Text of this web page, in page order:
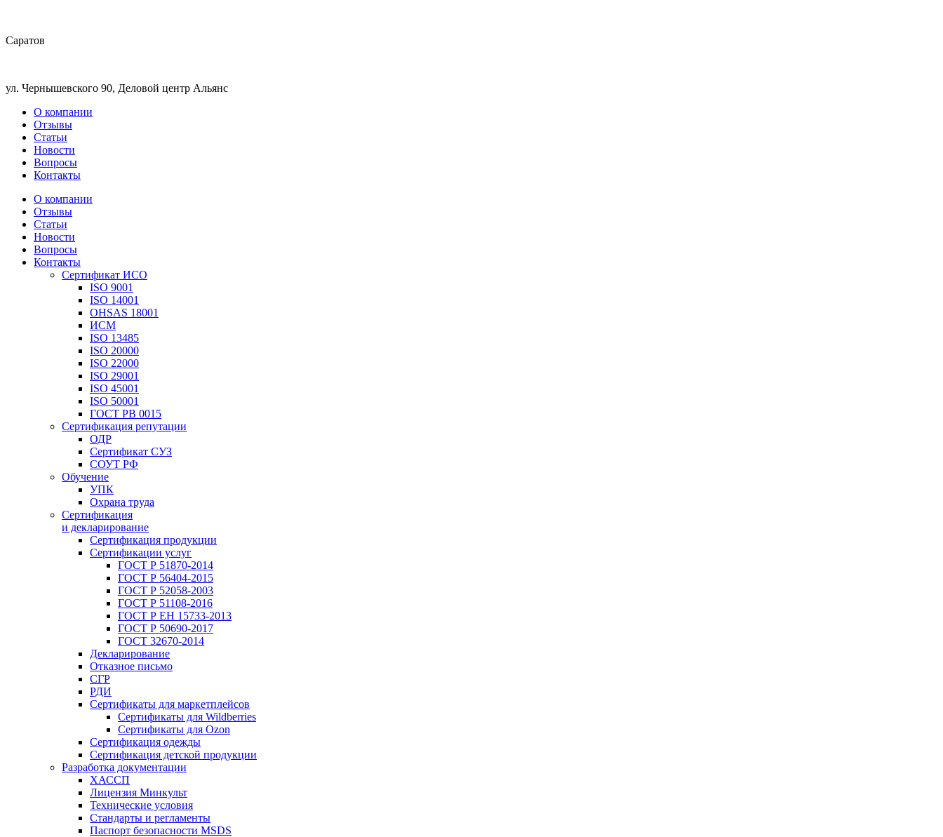
Саратов
ул. Чернышевского 90, Деловой центр Альянс
О компании
Отзывы
Статьи
Новости
Вопросы
Контакты
О компании
Отзывы
Статьи
Новости
Вопросы
Контакты
Сертификат ИСО
ISO 9001
ISO 14001
OHSAS 18001
ИСМ
ISO 13485
ISO 20000
ISO 22000
ISO 29001
ISO 45001
ISO 50001
ГОСТ РВ 0015
Сертификация репутации
ОДР
Сертификат СУЗ
СОУТ РФ
Обучение
УПК
Охрана труда
Сертификация
и декларирование
Сертификация продукции
Сертификации услуг
ГОСТ Р 51870-2014
ГОСТ Р 56404-2015
ГОСТ Р 52058-2003
ГОСТ Р 51108-2016
ГОСТ Р ЕН 15733-2013
ГОСТ Р 50690-2017
ГОСТ 32670-2014
Декларирование
Отказное письмо
СГР
РДИ
Сертификаты для маркетплейсов
Сертификаты для Wildberries
Сертификаты для Ozon
Сертификация одежды
Сертификация детской продукции
Разработка документации
ХАССП
Лицензия Минкульт
Технические условия
Стандарты и регламенты
Паспорт безопасности MSDS